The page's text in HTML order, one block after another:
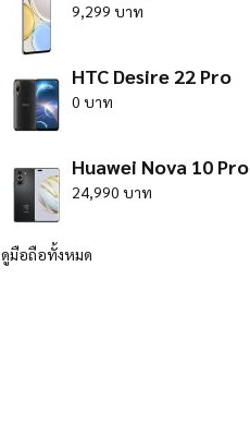
9,299 บาท
HTC Desire 22 Pro
0 บาท
Huawei Nova 10 Pro
24,990 บาท
ดูมือถือทั้งหมด